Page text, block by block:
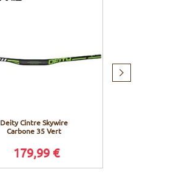
Deity Cintre Skywire
Carbone 35 Vert
179,99 €
suivant